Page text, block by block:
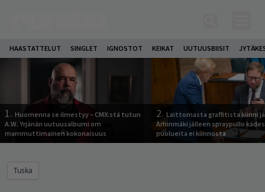
HAASTATTELUT SINGLET IGNOSTOT KEIKAT UUTUUSBIISIT
1. Huomenna se ilmestyy – CMX:stä tutun
A.W. Yrjänän uutuusalbumi om
mammuttimainen kokonaisuus
2. Laittomasta graffitista kiinni
Arhinmäki jälleen spraypullo
puolueita ei kiinnosta
Tuska